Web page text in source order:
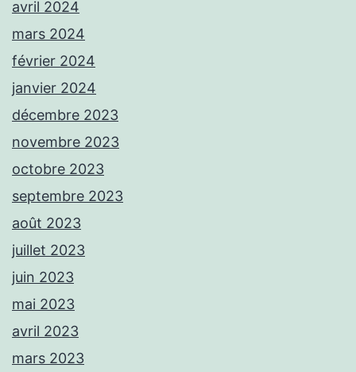
avril 2024
mars 2024
février 2024
janvier 2024
décembre 2023
novembre 2023
octobre 2023
septembre 2023
août 2023
juillet 2023
juin 2023
mai 2023
avril 2023
mars 2023